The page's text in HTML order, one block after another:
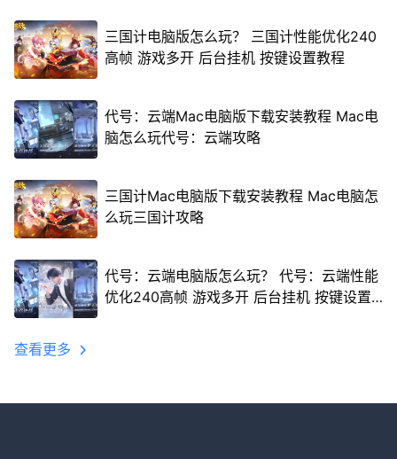
三国计电脑版怎么玩？ 三国计性能优化240
高帧 游戏多开 后台挂机 按键设置教程
代号：云端Mac电脑版下载安装教程 Mac电
脑怎么玩代号：云端攻略
三国计Mac电脑版下载安装教程 Mac电脑怎
么玩三国计攻略
代号：云端电脑版怎么玩？ 代号：云端性能
优化240高帧 游戏多开 后台挂机 按键设置
查看更多